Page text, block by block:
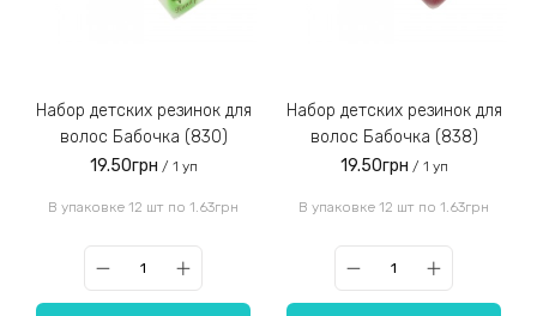
Набор детских резинок для
волос Бабочка (830)
19.50грн / 1 уп
В упаковке 12 шт по 1.63грн
Набор детских резинок для
волос Бабочка (838)
19.50грн / 1 уп
В упаковке 12 шт по 1.63грн